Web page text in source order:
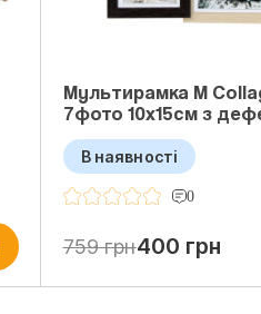
Мультирамка M
7фото 10x15см з
В наявності
0
759 грн400 грн